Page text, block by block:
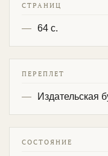
СТРАНИЦ
64 с.
ПЕРЕПЛЕТ
Издательская
СОСТОЯНИЕ